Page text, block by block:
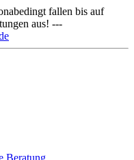
fallen bis auf
aus! ---
Beratung